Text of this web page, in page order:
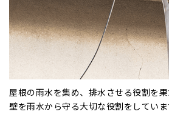
屋根の雨水を集め、排水させる役割を果
壁を雨水から守る大切な役割をしていま